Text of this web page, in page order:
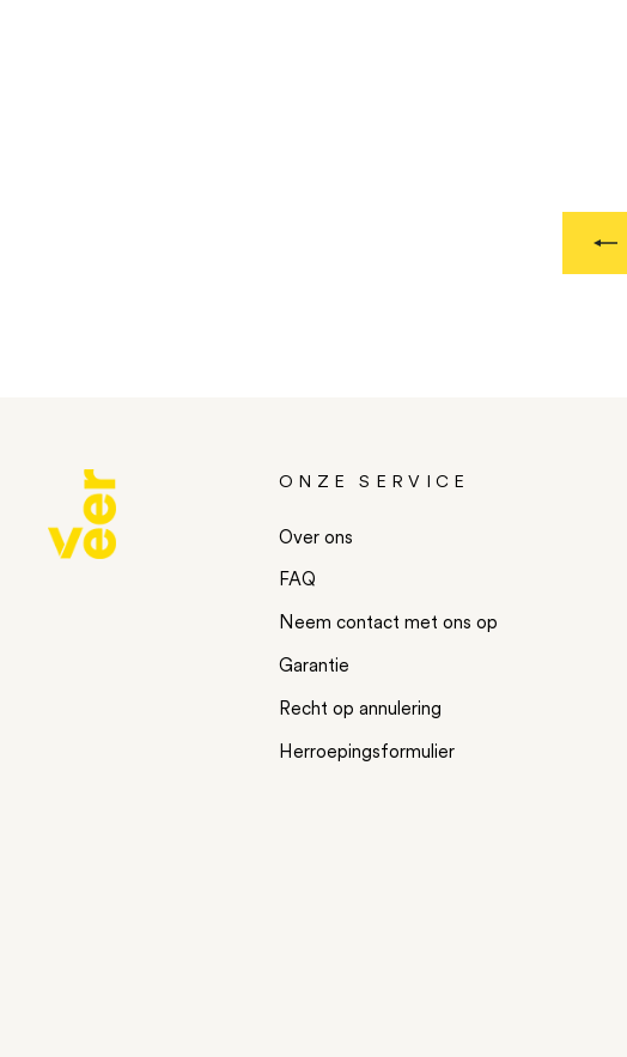
ONZE SERVICE
Over ons
FAQ
Neem contact met ons op
Garantie
Recht op annulering
Herroepingsformulier